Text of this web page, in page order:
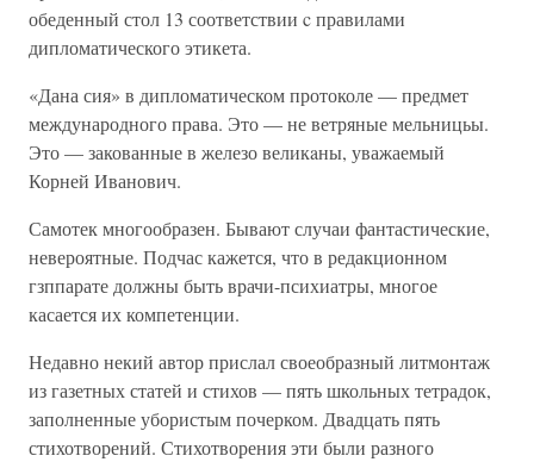
обеденный стол 13 соответствии c правилами
дипломатического этикета.
«Дана сия» в дипломатическом протоколе — предмет
международного права. Это — не ветряные мельницьы.
Это — закованные в железо великaны, уважаемый
Корней Иванович.
Самотек многообразен. Бывают случаи фантастические,
невероятные. Подчас кажется, что в редакционном
гзппарате должны быть врачи-психиатры, многое
касается их компетенции.
Недавно некий автор прислал своеобразный литмонтаж
из газетных статей и стихов — пять школьных тетрадок,
заполненные убористым почерком. Двадцать пять
стихотворений. Стихотворения эти были разного